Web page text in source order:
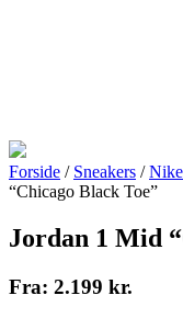
Forside / Sneakers /
“Chicago Black Toe”
Jordan 1 Mid
Fra: 2.199 kr.